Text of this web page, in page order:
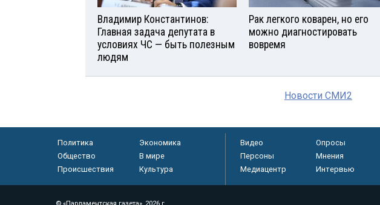
Владимир Константинов:
Главная задача депутата в
условиях ЧС — быть полезным
людям
Рак легкого коварен, но его
можно диагностировать
вовремя
Новости СМИ2
Политика
Экономика
Общество
В мире
Происшествия
Культура
Видео Опросы
Персоны
Мнения
Медиацентр
Интервью